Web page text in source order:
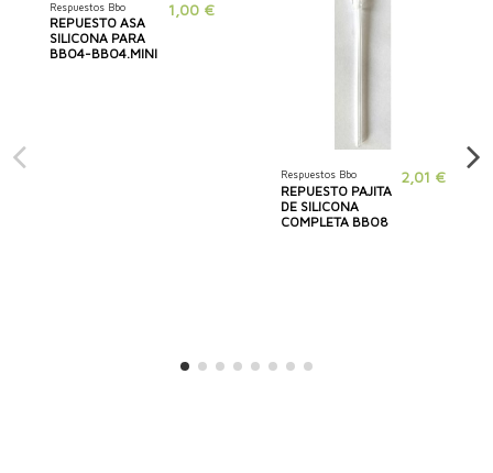
Respuestos Bbo
REPUESTO ASA
SILICONA PARA
BBO4-BBO4.MINI
1,00 €
Respuestos Bbo
REPUESTO PAJITA
DE SILICONA
COMPLETA BBO8
2,01 €